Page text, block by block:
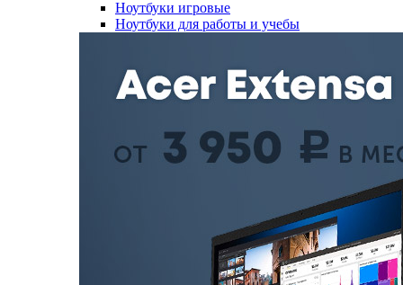
Ноутбуки игровые
Ноутбуки для работы и учебы